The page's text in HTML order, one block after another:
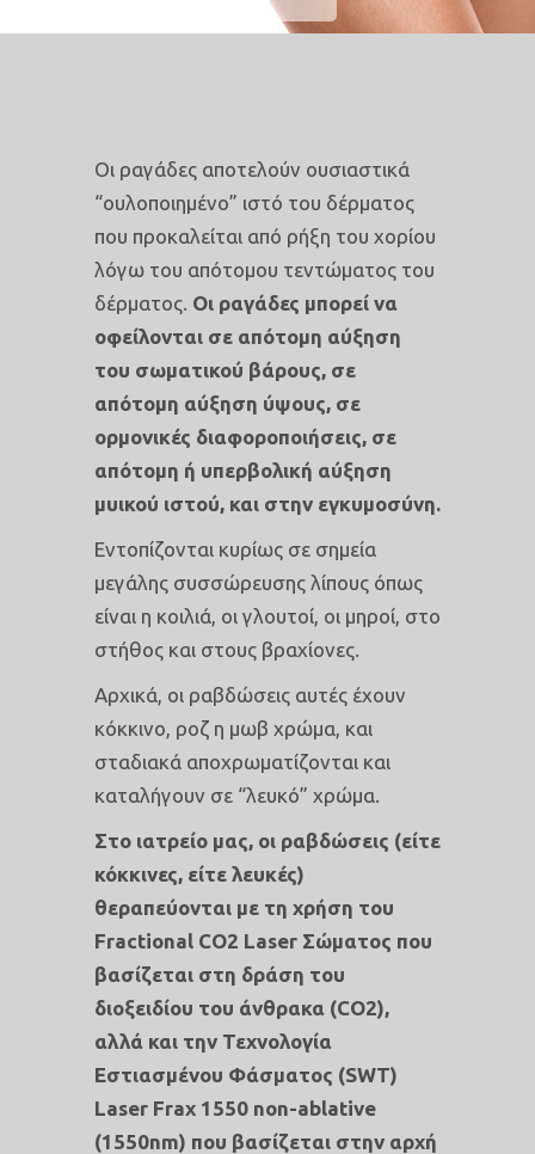
Οι ραγάδες αποτελούν ουσιαστικά
“ουλοποιημένο” ιστό του δέρματος
που προκαλείται από ρήξη του χορίου
λόγω του απότομου τεντώματος του
δέρματος. Οι ραγάδες μπορεί να
οφείλονται σε απότομη αύξηση
του σωματικού βάρους, σε
απότομη αύξηση ύψους, σε
ορμονικές διαφοροποιήσεις, σε
απότομη ή υπερβολική αύξηση
μυικού ιστού, και στην εγκυμοσύνη.
Εντοπίζονται κυρίως σε σημεία
μεγάλης συσσώρευσης λίπους όπως
είναι η κοιλιά, οι γλουτοί, οι μηροί, στο
στήθος και στους βραχίονες.
Αρχικά, οι ραβδώσεις αυτές έχουν
κόκκινο, ροζ η μωβ χρώμα, και
σταδιακά αποχρωματίζονται και
καταλήγουν σε “λευκό” χρώμα.
Στο ιατρείο μας, οι ραβδώσεις (είτε
κόκκινες, είτε λευκές)
θεραπεύονται με τη χρήση του
Fractional CO2 Laser Σώματος που
βασίζεται στη δράση του
διοξειδίου του άνθρακα (CO2),
αλλά και την Τεχνολογία
Εστιασμένου Φάσματος (SWT)
Laser Frax 1550 non-ablative
(1550nm) που βασίζεται στην αρχή